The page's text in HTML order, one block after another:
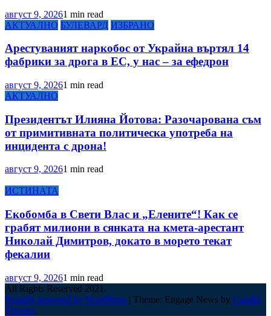
август 9, 20261 min read
АКТУАЛНО БУЛЕВАРД ИЗБРАНО
Арестуваният наркобос от Украйна въртял 14
фабрики за дрога в ЕС, у нас – за ефедрон
август 9, 20261 min read
АКТУАЛНО
Президентът Илияна Йотова: Разочарована съм
от примитивната политическа употреба на
инцидента с дрона!
август 9, 20261 min read
ИСТИНАТА
Екобомба в Свети Влас и „Елените“! Как се
грабят милиони в сянката на кмета-арестант
Николай Димитров, докато в морето текат
фекалии
август 9, 20261 min read
All Rights Reserved 2021.
Proudly powered by WordPress | Theme: Engage News by Candid
Themes.